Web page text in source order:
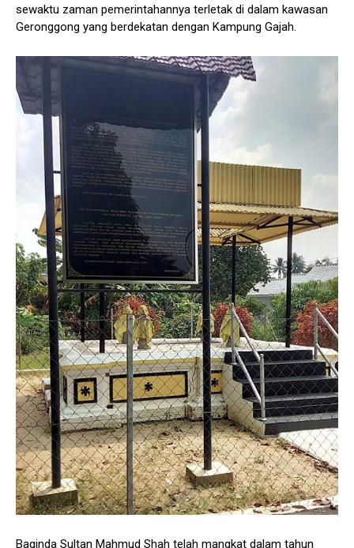
sewaktu zaman pemerintahannya terletak di dalam kawasan
Geronggong yang berdekatan dengan Kampung Gajah.
Baginda Sultan Mahmud Shah telah mangkat dalam tahun